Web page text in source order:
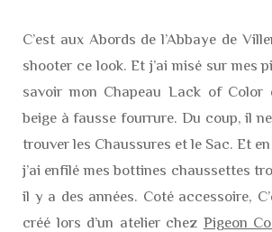
C’est aux Abords de l’Abbaye de
shooter ce look. Et j’ai misé sur mes
savoir mon Chapeau Lack of Color
beige à fausse fourrure. Du coup, il
trouver les Chaussures et le Sac. Et en
j’ai enfilé mes bottines chaussettes
il y a des années. Coté accessoire,
créé lors d’un atelier chez Pigeon